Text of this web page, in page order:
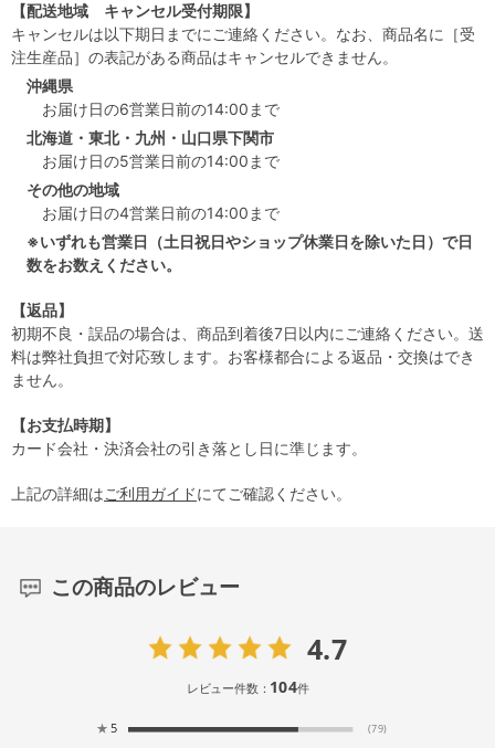
【配送地域 キャンセル受付期限】
キャンセルは以下期日までにご連絡ください。なお、商品名に［受
注生産品］の表記がある商品はキャンセルできません。
沖縄県
お届け日の6営業日前の14:00まで
北海道・東北・九州・山口県下関市
お届け日の5営業日前の14:00まで
その他の地域
お届け日の4営業日前の14:00まで
※いずれも営業日（土日祝日やショップ休業日を除いた日）で日
数をお数えください。
【返品】
初期不良・誤品の場合は、商品到着後7日以内にご連絡ください。送
料は弊社負担で対応致します。お客様都合による返品・交換はでき
ません。
【お支払時期】
カード会社・決済会社の引き落とし日に準じます。
上記の詳細はご利用ガイドにてご確認ください。
この商品のレビュー
4.7
レビュー件数： 104件
★ 5 (79)